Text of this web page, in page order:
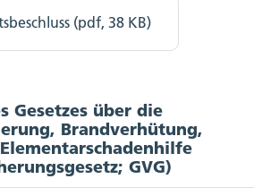
(pdf, 38 KB)
Gesetzes über die
Brandverhütung,
GVG)